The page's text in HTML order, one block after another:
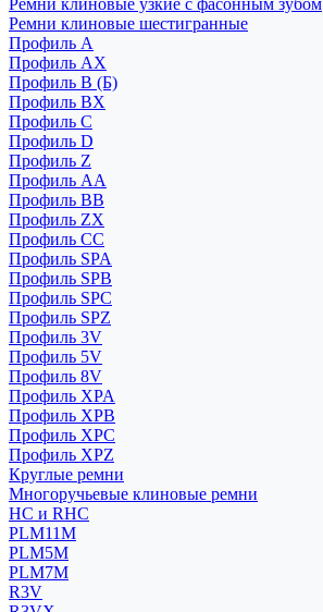
Ремни клиновые узкие с фасонным зубом
Ремни клиновые шестигранные
Профиль A
Профиль AX
Профиль B (Б)
Профиль BX
Профиль C
Профиль D
Профиль Z
Профиль АА
Профиль BB
Профиль ZX
Профиль CC
Профиль SPA
Профиль SPB
Профиль SPC
Профиль SPZ
Профиль 3V
Профиль 5V
Профиль 8V
Профиль XPA
Профиль XPB
Профиль XPC
Профиль XPZ
Круглые ремни
Многоручьевые клиновые ремни
HC и RHC
PLM11M
PLM5M
PLM7M
R3V